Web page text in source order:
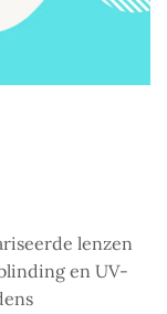
lenzen
en UV-